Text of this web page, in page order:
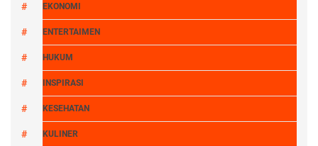
EKONOMI
ENTERTAIMEN
HUKUM
INSPIRASI
KESEHATAN
KULINER